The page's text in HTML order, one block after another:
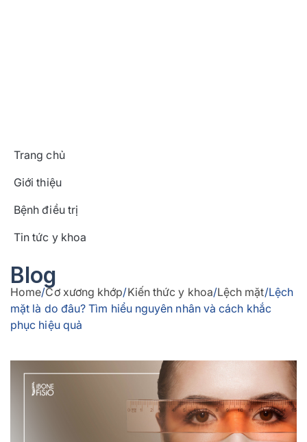
Trang chủ
Giới thiệu
Bệnh điều trị
Tin tức y khoa
Blog
Home/Cơ xương khớp/Kiến thức y khoa/Lệch mặt/Lệch
mặt là do đâu? Tìm hiểu nguyên nhân và cách khắc
phục hiệu quả